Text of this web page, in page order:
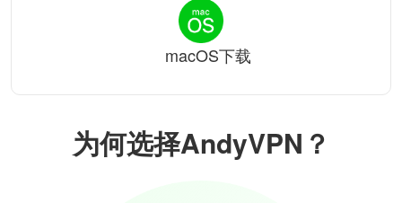
为何选择AndyVPN？
macOS下载